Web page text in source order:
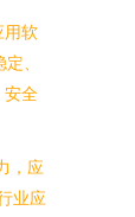
用软
、
安全
，应
业应